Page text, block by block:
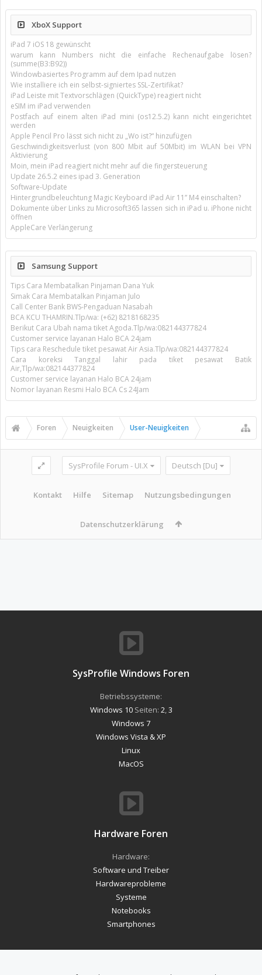
XboX Support
iPad 7 iOS 18 gewünscht
warum kann Numbers nicht die einfache Rechenaufgabe lösen?
(summe(B3:B92))
Windowbasiertes Programm auf dem Ipad nutzen
Wie installiere ich ein selbst-signiertes SSL-Zertifikat?
iPad Leiste mit Textvorschlägen (QuickType) reagiert nicht
eSIM im iPad verwenden
Postfach auf einem alten iPad mini (os12.5.2) kann nicht eingerichtet
werden
Apple Pencil Pro lässt sich nicht zu „Wo ist?“ hinzufügen
Geschwindigkeitsverlust (von 800 Mbit auf 50Mbit) im WLAN bei VPN
Aktivierung
Moin, mein iPad reagiert nicht mehr auf die fingersteuerung
Update 26.5.2 eines ipad 3. Generation
Software-Update
Hintergrundbeleuchtung Magic Keyboard iPad Air 11’’ M4 einschalten?
Dokumente über Links zu Microsoft365 lassen sich in iPad u. iPhone nicht
öffnen
AppleCare Verlängerung
Samsung Support
Tips Cara Membatalkan Pinjaman Dana Yuk
Simak Cara Membatalkan Pinjaman Julo
Call Center Bank BWS-Pengaduan Nasabah
BCA KCU THAMRIN.Tlp/wa: (+62) 8218168235
Berikut Cara Ubah nama tiket Agoda.Tlp/wa:082144377824
Customer service layanan Halo BCA 24jam
Tips cara Reschedule tiket pesawat Air Asia.Tlp/wa:082144377824
Cara koreksi Tanggal lahir pada tiket pesawat Batik
Air,Tlp/wa:082144377824
Customer service layanan Halo BCA 24jam
Nomor layanan Resmi Halo BCA Cs 24Jam
Foren Neuigkeiten User-Neuigkeiten
SysProfile Forum - UI.X Deutsch [Du]
Kontakt Hilfe Sitemap Nutzungsbedingungen
Datenschutzerklärung
SysProfile Windows Foren
Betriebssysteme:
Windows 10Seiten: 2 3
Windows 7
Windows Vista & XP
Linux
MacOS
Hardware Foren
Hardware:
Software und Treiber
Hardwareprobleme
Systeme
Notebooks
Smartphones